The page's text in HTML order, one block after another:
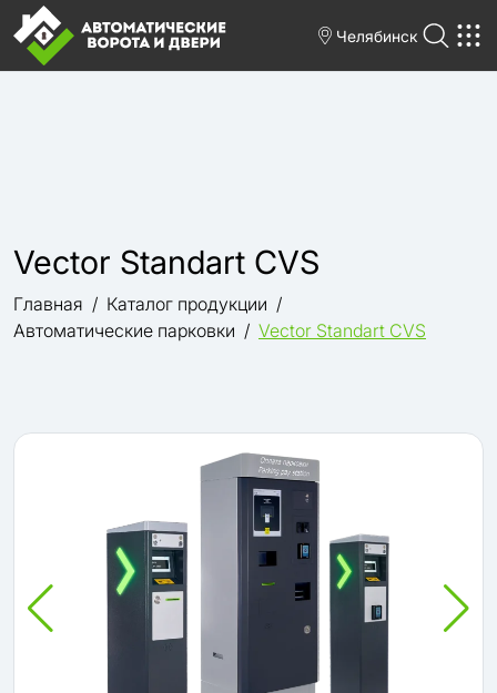
Челябинск
Vector Standart CVS
Главная
Каталог продукции
Автоматические парковки
Vector Standart CVS